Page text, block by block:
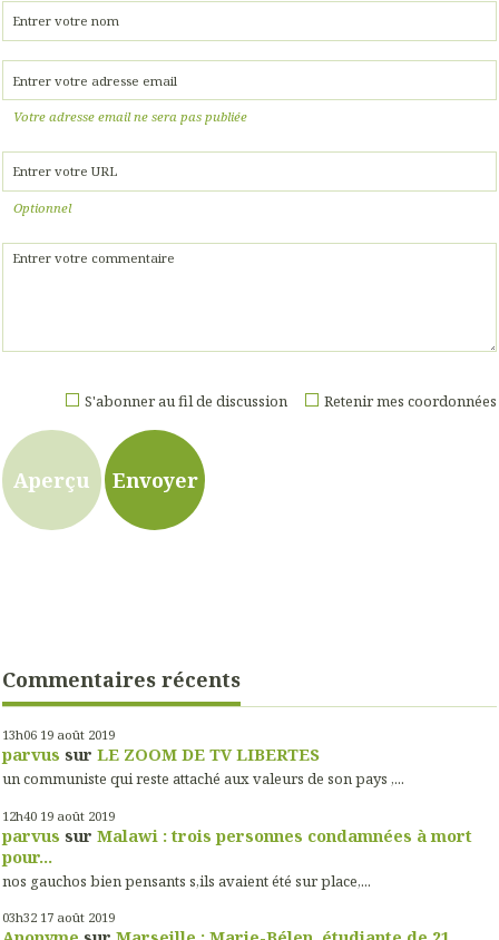
Commentaires récents
13h06 19 août 2019
parvus sur LE ZOOM DE TV LIBERTES
un communiste qui reste attaché aux valeurs de son pays ,...
12h40 19 août 2019
parvus sur Malawi : trois personnes condamnées à mort
pour...
nos gauchos bien pensants s,ils avaient été sur place,...
03h32 17 août 2019
Votre adresse email ne sera pas publiée
Optionnel
Retenir mes coordonnées
S'abonner au fil de discussion